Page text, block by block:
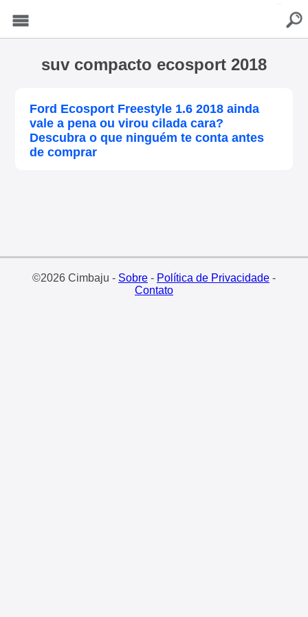
suv compacto ecosport 2018
Ford Ecosport Freestyle 1.6 2018 ainda
vale a pena ou virou cilada cara?
Descubra o que ninguém te conta antes
de comprar
©2026 Cimbaju - Sobre- Política de Privacidade-
Contato